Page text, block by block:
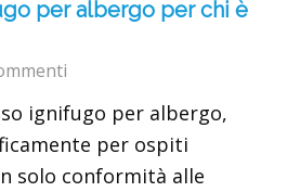
per albergo per chi è
ignifugo per albergo,
per ospiti
solo conformità alle